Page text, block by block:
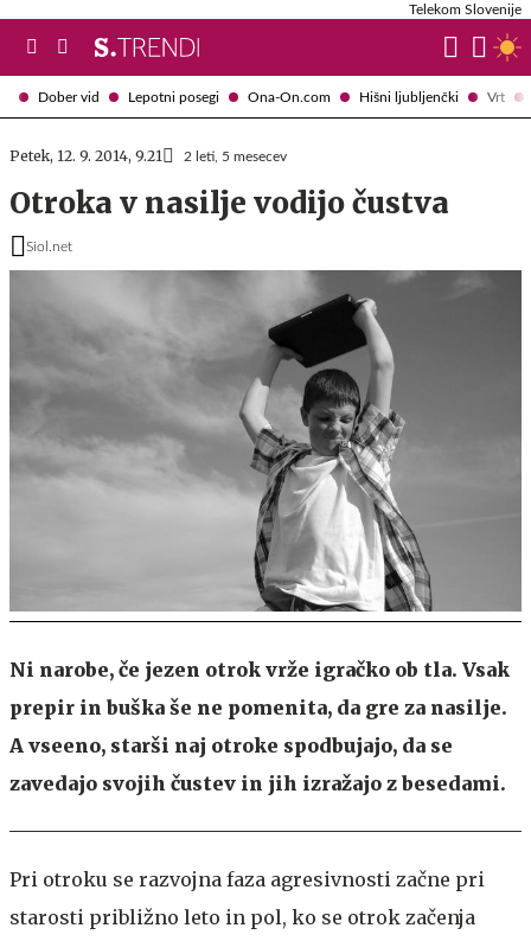
Dober vid Lepotni posegi Ona-On.com Hišni ljubljenčki Vrt
Telekom Slovenije
Petek, 12. 9. 2014, 9.21 2 leti, 5 mesecev
Otroka v nasilje vodijo čustva
Siol.net
Ni narobe, če jezen otrok vrže igračko ob tla. Vsak
prepir in buška še ne pomenita, da gre za nasilje.
A vseeno, starši naj otroke spodbujajo, da se
zavedajo svojih čustev in jih izražajo z besedami.
Pri otroku se razvojna faza agresivnosti začne pri
starosti približno leto in pol, ko se otrok začenja